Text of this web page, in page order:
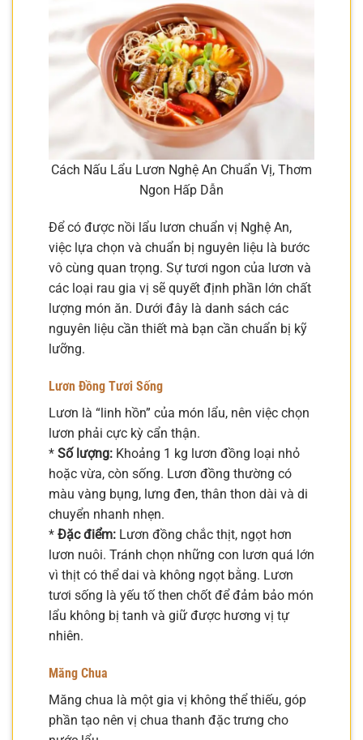
Cách Nấu Lẩu Lươn Nghệ An Chuẩn Vị, Thơm
Ngon Hấp Dẫn
Để có được nồi lẩu lươn chuẩn vị Nghệ An,
việc lựa chọn và chuẩn bị nguyên liệu là bước
vô cùng quan trọng. Sự tươi ngon của lươn và
các loại rau gia vị sẽ quyết định phần lớn chất
lượng món ăn. Dưới đây là danh sách các
nguyên liệu cần thiết mà bạn cần chuẩn bị kỹ
lưỡng.
Lươn Đồng Tươi Sống
Lươn là “linh hồn” của món lẩu, nên việc chọn
lươn phải cực kỳ cẩn thận.
* Số lượng: Khoảng 1 kg lươn đồng loại nhỏ
hoặc vừa, còn sống. Lươn đồng thường có
màu vàng bụng, lưng đen, thân thon dài và di
chuyển nhanh nhẹn.
* Đặc điểm: Lươn đồng chắc thịt, ngọt hơn
lươn nuôi. Tránh chọn những con lươn quá lớn
vì thịt có thể dai và không ngọt bằng. Lươn
tươi sống là yếu tố then chốt để đảm bảo món
lẩu không bị tanh và giữ được hương vị tự
nhiên.
Măng Chua
Măng chua là một gia vị không thể thiếu, góp
phần tạo nên vị chua thanh đặc trưng cho